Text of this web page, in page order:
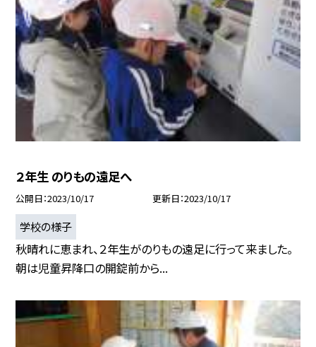
２年生 のりもの遠足へ
公開日 2023/10/17 更新日 2023/10/17
学校の様子
秋晴れに恵まれ、２年生がのりもの遠足に行って来ました。
朝は児童昇降口の開錠前から...